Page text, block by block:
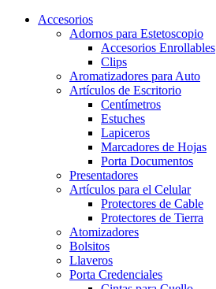
Accesorios
Adornos para Estetoscopio
Accesorios Enrollables
Clips
Aromatizadores para Auto
Artículos de Escritorio
Centímetros
Estuches
Lapiceros
Marcadores de Hojas
Porta Documentos
Presentadores
Artículos para el Celular
Protectores de Cable
Protectores de Tierra
Atomizadores
Bolsitos
Llaveros
Porta Credenciales